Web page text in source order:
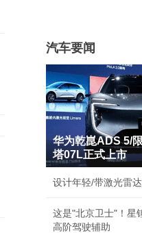
汽车要闻
华为乾崑ADS 5/
塔07L正式上市
设计年轻/带激光雷
这是"北京卫士"！星
高阶驾驶辅助